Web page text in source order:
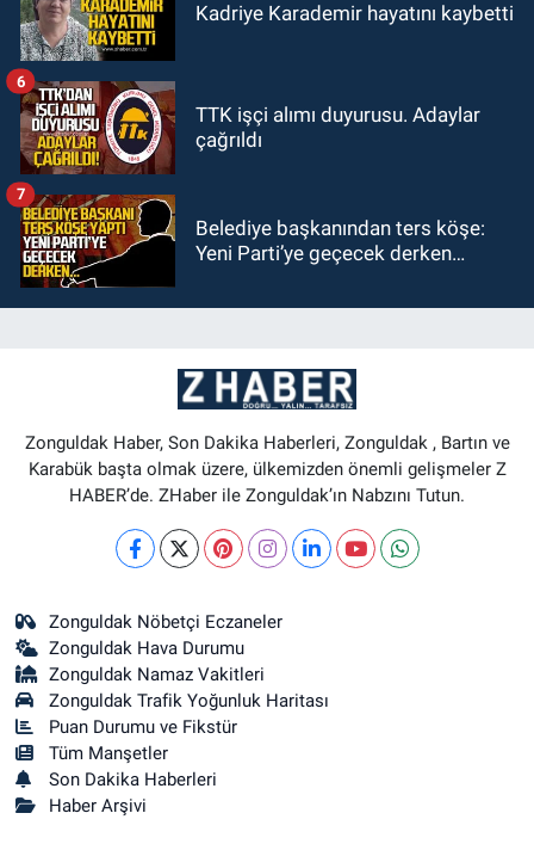
Kadriye Karademir hayatını kaybetti
TTK işçi alımı duyurusu. Adaylar
çağrıldı
6
Belediye başkanından ters köşe:
Yeni Parti’ye geçecek derken…
7
Zonguldak Haber, Son Dakika Haberleri, Zonguldak , Bartın ve
Karabük başta olmak üzere, ülkemizden önemli gelişmeler Z
HABER’de. ZHaber ile Zonguldak’ın Nabzını Tutun.
Zonguldak Nöbetçi Eczaneler
Zonguldak Hava Durumu
Zonguldak Namaz Vakitleri
Zonguldak Trafik Yoğunluk Haritası
Puan Durumu ve Fikstür
Tüm Manşetler
Son Dakika Haberleri
Haber Arşivi